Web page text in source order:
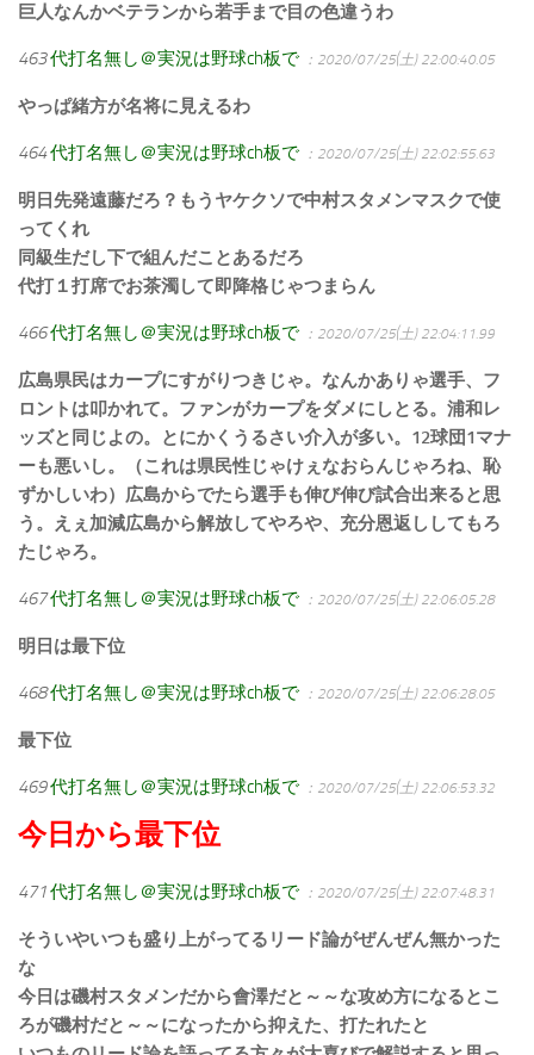
巨人なんかベテランから若手まで目の色違うわ
463代打名無し＠実況は野球ch板で ：2020/07/25(土) 22:00:40.05
やっぱ緒方が名将に見えるわ
464代打名無し＠実況は野球ch板で ：2020/07/25(土) 22:02:55.63
明日先発遠藤だろ？もうヤケクソで中村スタメンマスクで使
ってくれ
同級生だし下で組んだことあるだろ
代打１打席でお茶濁して即降格じゃつまらん
466代打名無し＠実況は野球ch板で ：2020/07/25(土) 22:04:11.99
広島県民はカープにすがりつきじゃ。なんかありゃ選手、フ
ロントは叩かれて。ファンがカープをダメにしとる。浦和レ
ッズと同じよの。とにかくうるさい介入が多い。12球団1マナ
ーも悪いし。（これは県民性じゃけぇなおらんじゃろね、恥
ずかしいわ）広島からでたら選手も伸び伸び試合出来ると思
う。えぇ加減広島から解放してやろや、充分恩返ししてもろ
たじゃろ。
467代打名無し＠実況は野球ch板で ：2020/07/25(土) 22:06:05.28
明日は最下位
468代打名無し＠実況は野球ch板で ：2020/07/25(土) 22:06:28.05
最下位
469代打名無し＠実況は野球ch板で ：2020/07/25(土) 22:06:53.32
今日から最下位
471代打名無し＠実況は野球ch板で ：2020/07/25(土) 22:07:48.31
そういやいつも盛り上がってるリード論がぜんぜん無かった
な
今日は磯村スタメンだから會澤だと～～な攻め方になるとこ
ろが磯村だと～～になったから抑えた、打たれたと